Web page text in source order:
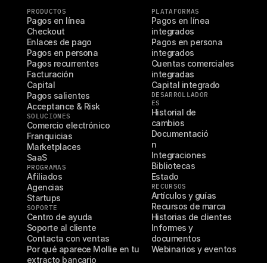
PRODUCTOS
Pagos en línea
Checkout
Enlaces de pago
Pagos en persona
Pagos recurrentes
Facturación
Capital
Pagos salientes
Acceptance & Risk
SOLUCIONES
Comercio electrónico
Franquicias
Marketplaces
SaaS
PROGRAMAS
Afiliados
Agencias
Startups
SOPORTE
Centro de ayuda
Soporte al cliente
Contacta con ventas
Por qué aparece Mollie en tu
extracto bancario
PLATAFORMAS
Pagos en línea
integrados
Pagos en persona
integrados
Cuentas comerciales
integradas
Capital integrado
DESARROLLADOR
ES
Historial de
cambios
Documentació
n
Integraciones
Bibliotecas
Estado
RECURSOS
Artículos y guías
Recursos de marca
Historias de clientes
Informes y
documentos
Webinarios y eventos